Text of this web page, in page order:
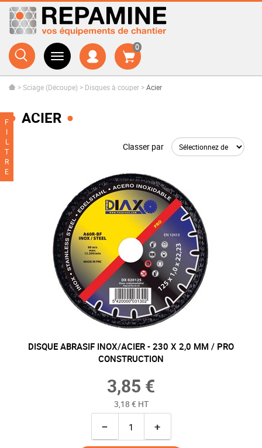
0
F
I
L
T
R
E
>Sciage (Découpe) > Disques à couper >Acier
ACIER
Classer par
DISQUE ABRASIF INOX/ACIER - 230 X 2,0 MM / PRO
CONSTRUCTION
3,85 €
3,18 € HT
− +